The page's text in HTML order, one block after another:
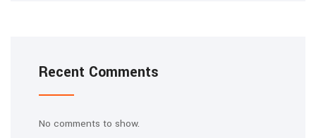
Recent Comments
No comments to show.